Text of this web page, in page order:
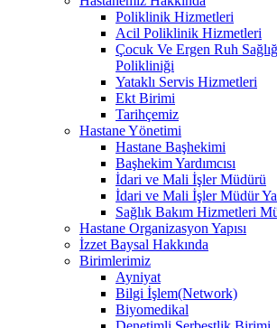
Poliklinik Hizmetleri
Acil Poliklinik Hizmetleri
Çocuk Ve Ergen Ruh
Polikliniği
Yataklı Servis Hizmetleri
Ekt Birimi
Tarihçemiz
Hastane Yönetimi
Hastane Başhekimi
Başhekim Yardımcısı
İdari ve Mali İşler Müdürü
İdari ve Mali İşler Müdür
Sağlık Bakım Hizmetleri
Hastane Organizasyon Yapısı
İzzet Baysal Hakkında
Birimlerimiz
Ayniyat
Bilgi İşlem(Network)
Biyomedikal